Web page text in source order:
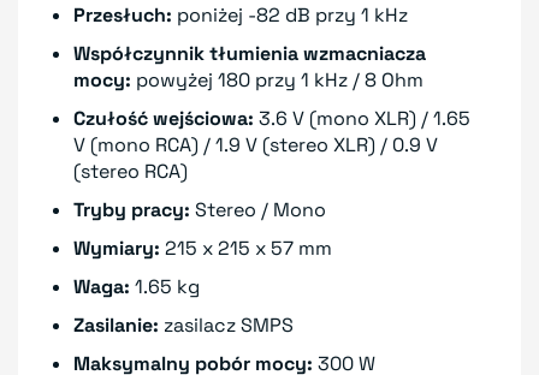
Przesłuch: poniżej -82 dB przy 1 kHz
Współczynnik tłumienia wzmacniacza
mocy: powyżej 180 przy 1 kHz / 8 Ohm
Czułość wejściowa: 3.6 V (mono XLR) / 1.65
V (mono RCA) / 1.9 V (stereo XLR) / 0.9 V
(stereo RCA)
Tryby pracy: Stereo / Mono
Wymiary: 215 x 215 x 57 mm
Waga: 1.65 kg
Zasilanie: zasilacz SMPS
Maksymalny pobór mocy: 300 W